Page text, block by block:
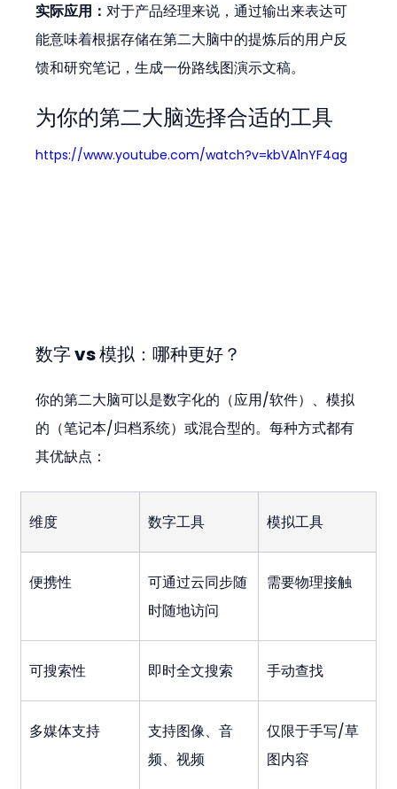
实际应用：对于产品经理来说，通过输出来表达可
能意味着根据存储在第二大脑中的提炼后的用户反
馈和研究笔记，生成一份路线图演示文稿。
为你的第二大脑选择合适的工具
https://www.youtube.com/watch?v=kbVA1nYF4ag
数字 vs 模拟：哪种更好？
你的第二大脑可以是数字化的（应用/软件）、模拟
的（笔记本/归档系统）或混合型的。每种方式都有
其优缺点：
维度 数字工具 模拟工具
便携性
可通过云同步随
时随地访问
需要物理接触
可搜索性 即时全文搜索 手动查找
多媒体支持
支持图像、音
频、视频
仅限于手写/草
图内容